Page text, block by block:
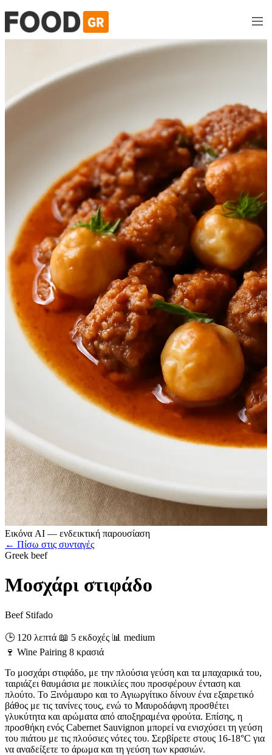
Εικόνα AI — ενδεικτική παρουσίαση
← Πίσω στις συνταγές
Greek beef
Μοσχάρι στιφάδο
Beef Stifado
🕒 120 λεπτά 📖 5 εκδοχές 📊 medium
🍷 Wine Pairing 8 κρασιά
Το μοσχάρι στιφάδο, με την πλούσια γεύση και τα μπαχαρικά του,
ταιριάζει θαυμάσια με ποικιλίες που προσφέρουν ένταση και
πλούτο. Το Ξινόμαυρο και το Αγιωργίτικο δίνουν ένα εξαιρετικό
βάθος με τις τανίνες τους, ενώ το Μαυροδάφνη προσθέτει
γλυκύτητα και αρώματα από αποξηραμένα φρούτα. Επίσης, η
προσθήκη ενός Cabernet Sauvignon μπορεί να ενισχύσει τη γεύση
του πιάτου με τις πλούσιες νότες του. Σερβίρετε στους 16-18°C για
να αναδείξετε το άρωμα και τη γεύση των κρασιών.